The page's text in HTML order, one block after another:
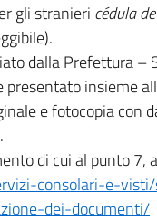
gli stranieri cédula
dalla Prefettura –
presentato insieme
e fotocopia con
di cui al punto 7,
consolari-e-
dei-documenti/